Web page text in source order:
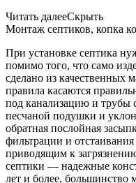
Читать далееСкрыть
Монтаж септиков, копка
При установке септика
помимо того, что само
сделано из качественных
правила касаются
под канализацию и трубы
песчаной подушки и
обратная послойная
фильтрации и
приводящим к
септики — надежные
лет и более, большинство